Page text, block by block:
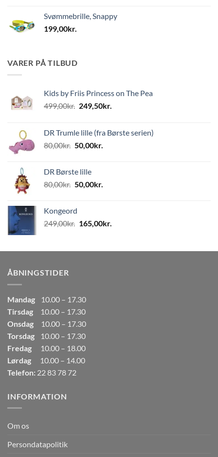
Svømmebrille, Snappy
199,00kr.
VARER PÅ TILBUD
Kids by Friis Princess on The Pea
499,00kr. Den
var:
499,00kr..
249,50kr.
er:
DR Trumle lille (fra Børste serien)
80,00kr. Den
var:
80,00kr..
50,00kr.
50,00kr..
DR Børste lille
80,00kr. Den
var:
80,00kr..
50,00kr.
50,00kr..
Kongeord
249,00kr. Den
var:
165,00kr.
er:
ÅBNINGSTIDER
Mandag
10.00 – 17.30
Tirsdag
10.00 – 17.30
Onsdag
10.00 – 17.30
Torsdag
10.00 – 17.30
Fredag
10.00 – 18.00
Lørdag
10.00 – 14.00
Telefon: 22 83 78 72
INFORMATION
Om os
Persondatapolitik